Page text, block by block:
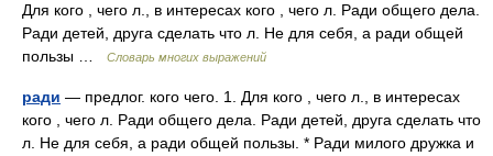
Для кого , чего л., в интересах кого , чего л. Ради общего дела.
Ради детей, друга сделать что л. Не для себя, а ради общей
пользы …
Словарь многих выражений
ради — предлог. кого чего. 1. Для кого , чего л., в интересах
кого , чего л. Ради общего дела. Ради детей, друга сделать что
л. Не для себя, а ради общей пользы. * Ради милого дружка и